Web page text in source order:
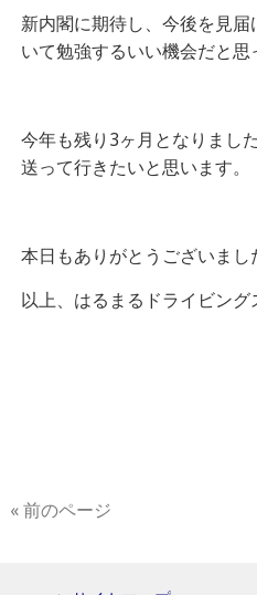
新内閣に期待し、今後を見
いて勉強するいい機会だと思
今年も残り3ヶ月となりまし
送って行きたいと思います。
本日もありがとうございまし
以上、はるまるドライビング
« 前のページ